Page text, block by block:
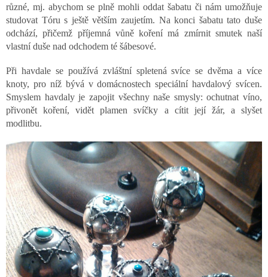
různé, mj. abychom se plně mohli oddat šabatu či nám umožňuje
studovat Tóru s ještě větším zaujetím. Na konci šabatu tato duše
odchází, přičemž příjemná vůně koření má zmírnit smutek naší
vlastní duše nad odchodem té šábesové.
Při havdale se používá zvláštní spletená svíce se dvěma a více
knoty, pro níž bývá v domácnostech speciální havdalový svícen.
Smyslem havdaly je zapojit všechny naše smysly: ochutnat víno,
přivonět koření, vidět plamen svíčky a cítit její žár, a slyšet
modlitbu.